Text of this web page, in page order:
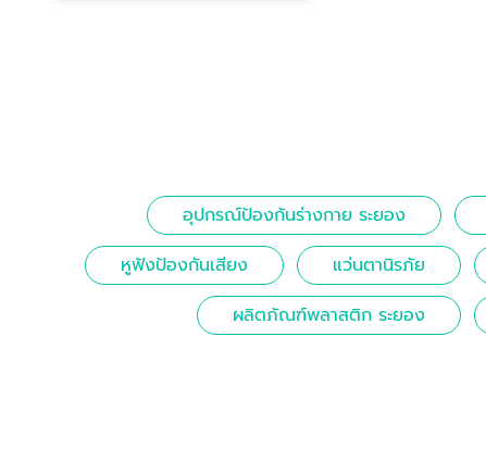
อุปกรณ์ป้องกันร่างกาย ระยอง
หูฟังป้องกันเสียง
แว่นตานิรภัย
ผลิตภัณฑ์พลาสติก ระยอง